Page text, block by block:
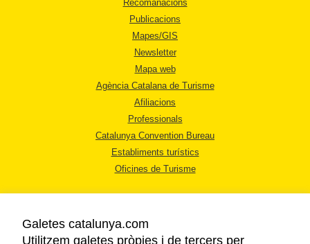
Recomanacions
Publicacions
Mapes/GIS
Newsletter
Mapa web
Agència Catalana de Turisme
Afiliacions
Professionals
Catalunya Convention Bureau
Establiments turístics
Oficines de Turisme
Galetes catalunya.com
Utilitzem galetes pròpies i de tercers per